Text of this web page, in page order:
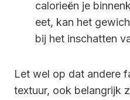
calorieën je
eet, kan het
bij het inschatten
Let wel op dat andere
textuur, ook belangrijk